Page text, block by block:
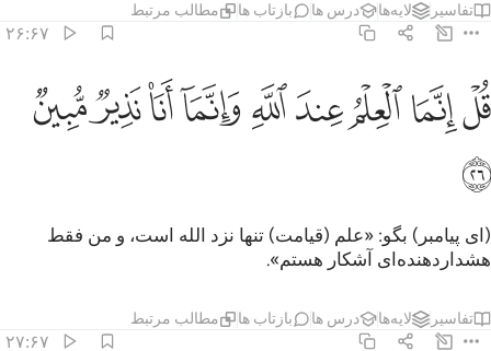
تفاسیر لایه‌ها درس ها بازتاب ها مطالب مرتبط
۲۶:۶۷
قل انما العلم عند الله وانما انا نذير مبين ٢٦
قُلْ إِنَّمَا ٱلْعِلْمُ عِندَ ٱللَّهِ وَإِنَّمَآ أَنَا۠ نَذِيرٌۭ مُّبِينٌۭ ٢٦
ﳤﳥﳦﳧﳨﳩﳪﳫﳬ
ﳭ
(ای پیامبر) بگو: «علم (قیامت) تنها نزد الله است، و من فقط
هشداردهنده‌ای آشکار هستم».
تفاسیر لایه‌ها درس ها بازتاب ها مطالب مرتبط
۲۷:۶۷